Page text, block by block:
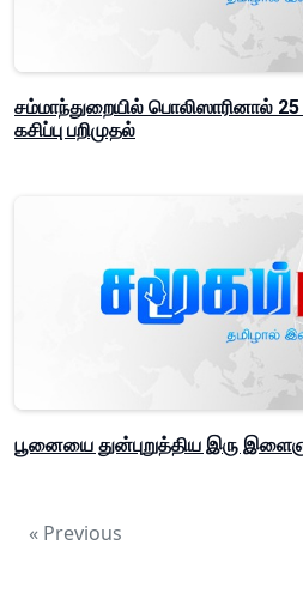
சம்மாந்துறையில் பொலிஸாரினால்
கசிப்பு பறிமுதல்
பூனையை துன்புறுத்திய இரு
« Previous